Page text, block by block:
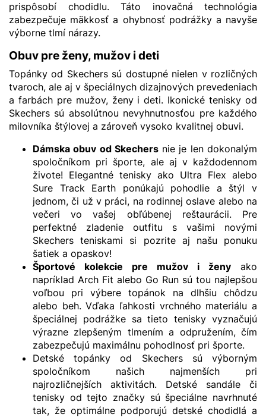
prispôsobí chodidlu. Táto inovačná technológia
zabezpečuje mäkkosť a ohybnosť podrážky a navyše
výborne tlmí nárazy.
Obuv pre ženy, mužov i deti
Topánky od Skechers sú dostupné nielen v rozličných
tvaroch, ale aj v špeciálnych dizajnových prevedeniach
a farbách pre mužov, ženy i deti. Ikonické tenisky od
Skechers sú absolútnou nevyhnutnosťou pre každého
milovníka štýlovej a zároveň vysoko kvalitnej obuvi.
Dámska obuv od Skechersnie je len dokonalým
spoločníkom pri športe, ale aj v každodennom
živote! Elegantné tenisky ako Ultra Flex alebo
Sure Track Earth ponúkajú pohodlie a štýl v
jednom, či už v práci, na rodinnej oslave alebo na
večeri vo vašej obľúbenej reštaurácii. Pre
perfektné zladenie outfitu s vašimi novými
Skechers teniskami si pozrite aj našu ponuku
šatiek a opaskov!
Športové kolekcie pre mužov i ženy ako
napríklad Arch Fit alebo Go Run sú tou najlepšou
voľbou pri výbere topánok na dlhšiu chôdzu
alebo beh. Vďaka ľahkosti vrchného materiálu a
špeciálnej podrážke sa tieto tenisky vyznačujú
výrazne zlepšeným tlmením a odpružením, čím
zabezpečujú maximálnu pohodlnosť pri športe.
Detské topánky od Skechers sú výborným
spoločníkom našich najmenších pri
najrozličnejších aktivitách. Detské sandále či
tenisky od tejto značky sú špeciálne navrhnuté
tak, že optimálne podporujú detské chodidlá a